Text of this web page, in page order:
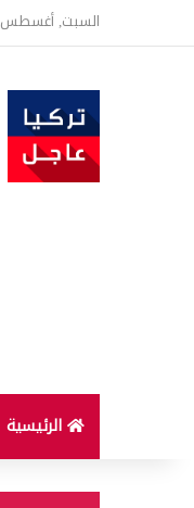
السبت, أغسطس 8 2026
الرئيسية